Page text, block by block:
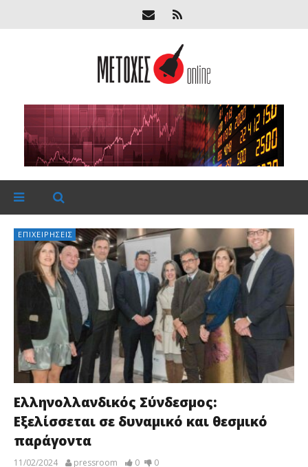
ΕΠΙΧΕΙΡΉΣΕΙΣ
Ελληνολλανδικός Σύνδεσμος:
Εξελίσσεται σε δυναμικό και θεσμικό
παράγοντα
11/02/2024 pressroom 0 0